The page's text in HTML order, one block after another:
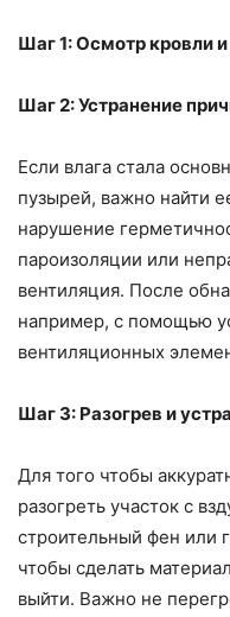
Шаг 1: Осмотр кровли
Шаг 2: Устранение
Если влага стала
пузырей, важно найти
нарушение
пароизоляции или
вентиляция. После
например, с помощью
вентиляционных
Шаг 3: Разогрев и
Для того чтобы
разогреть участок с
строительный фен или
чтобы сделать
выйти. Важно не